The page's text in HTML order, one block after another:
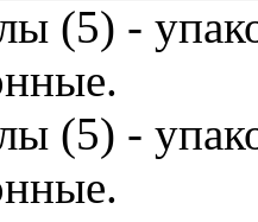
(5) -
(5) -